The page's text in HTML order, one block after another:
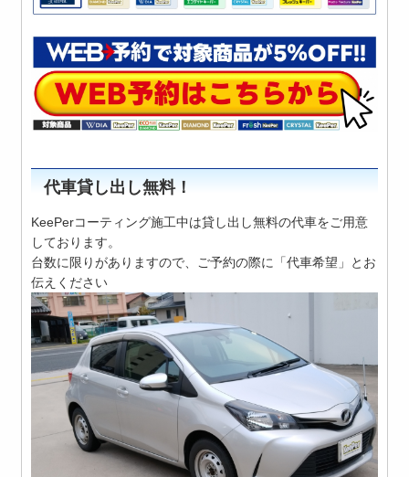
代車貸し出し無料！
KeePerコーティング施工中は貸し出し無料の代車をご用意
しております。
台数に限りがありますので、ご予約の際に「代車希望」とお
伝えください